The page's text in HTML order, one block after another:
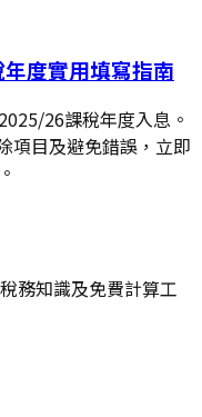
度實用填寫指南
26課稅年度入息。
項目及避免錯誤，立即
務知識及免費計算工